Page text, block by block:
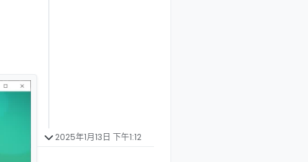
2025年1月13日 下午1:12